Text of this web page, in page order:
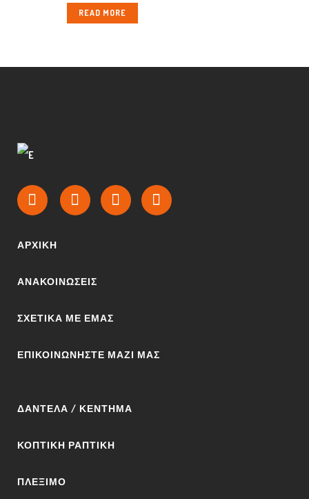
READ MORE
ΑΡΧΙΚΉ
ΑΝΑΚΟΙΝΩΣΕΙΣ
ΣΧΕΤΙΚΆ ΜΕ ΕΜΆΣ
ΕΠΙΚΟΙΝΩΝΉΣΤΕ ΜΑΖΊ ΜΑΣ
ΔΑΝΤΈΛΑ / ΚΈΝΤΗΜΑ
ΚΟΠΤΙΚΉ ΡΑΠΤΙΚΉ
ΠΛΈΞΙΜΟ